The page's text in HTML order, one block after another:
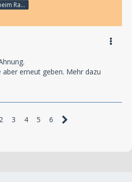
hört Hörspiele beim Rasenmähen
erneut geben. Mehr dazu
2 3 4 5 6